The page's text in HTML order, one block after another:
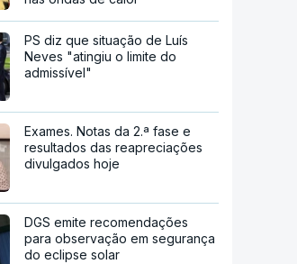
PS diz que situação de Luís
Neves "atingiu o limite do
admissível"
Exames. Notas da 2.ª fase e
resultados das reapreciações
divulgados hoje
DGS emite recomendações
para observação em segurança
do eclipse solar